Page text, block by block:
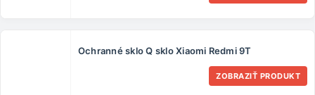
Ochranné sklo Q sklo Xiaomi Redmi 9T
ZOBRAZIŤ PRODUKT